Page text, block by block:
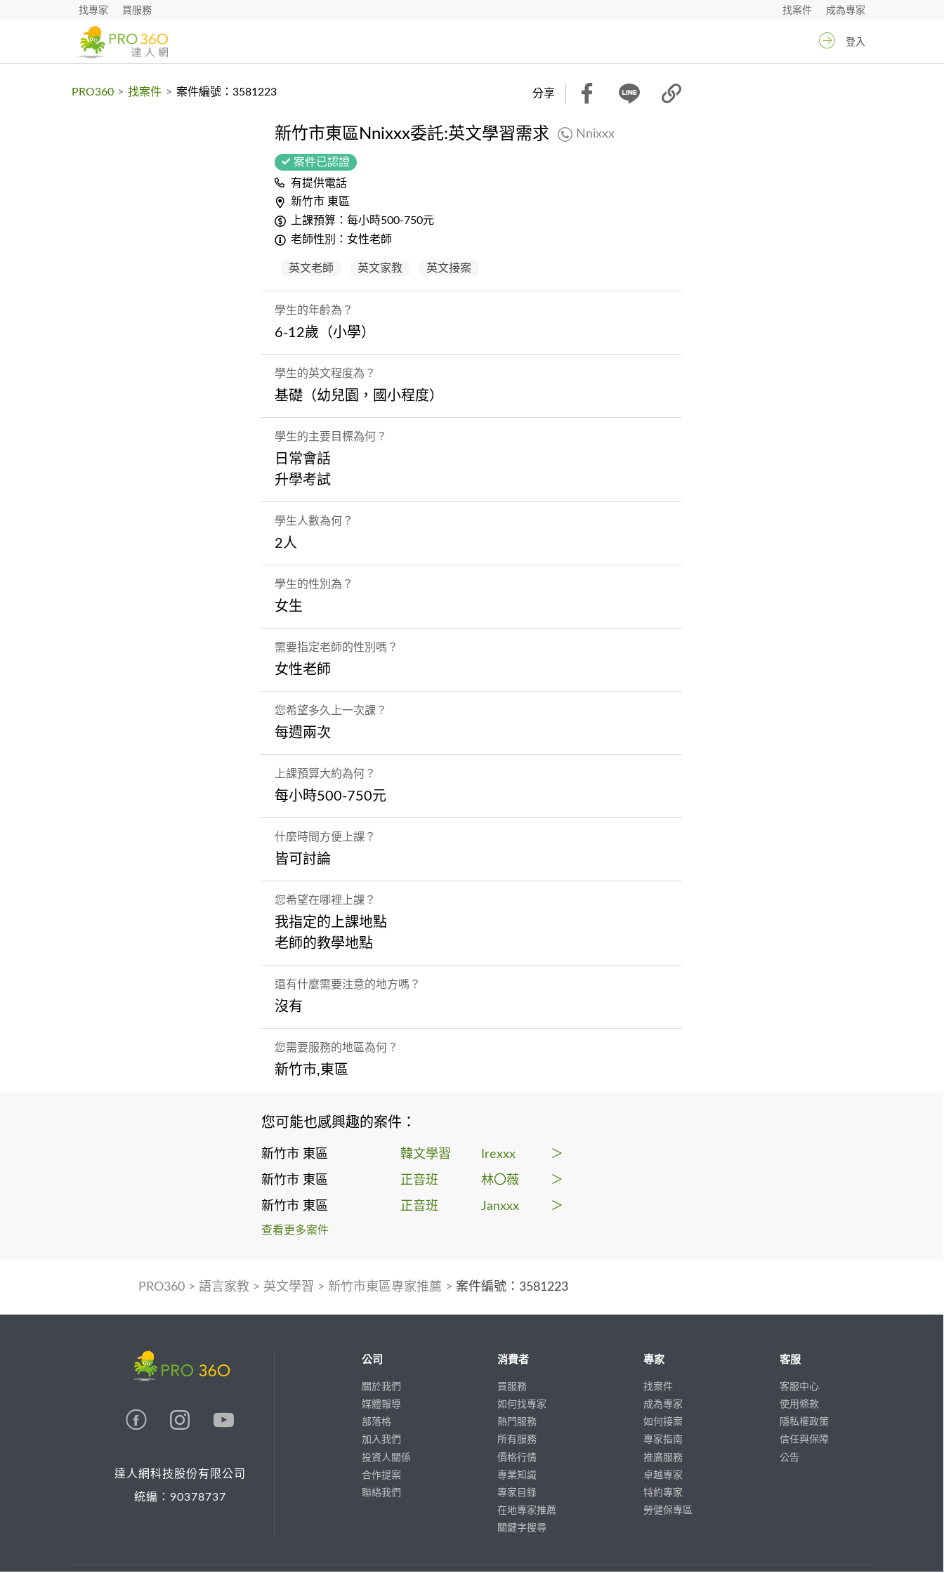
找專家 買服務 成為專家
找案件
登入
PRO360 > 找案件 > 案件編號：3581223 分享
新竹市東區Nnixxx委託:英文學習需求 Nnixxx
案件已認證
有提供電話
新竹市 東區
上課預算：每小時500-750元
老師性別：女性老師
英文老師 英文家教 英文接案
學生的年齡為？
6-12歲（小學）
學生的英文程度為？
基礎（幼兒園，國小程度）
學生的主要目標為何？
日常會話
升學考試
學生人數為何？
2人
學生的性別為？
女生
需要指定老師的性別嗎？
女性老師
您希望多久上一次課？
每週兩次
上課預算大約為何？
每小時500-750元
什麼時間方便上課？
皆可討論
您希望在哪裡上課？
我指定的上課地點
老師的教學地點
還有什麼需要注意的地方嗎？
沒有
您需要服務的地區為何？
新竹市,東區
您可能也感興趣的案件：
新竹市 東區 韓文學習 Irexxx ＞
新竹市 東區 正音班 林〇薇 ＞
新竹市 東區 正音班 Janxxx ＞
查看更多案件
PRO360> 語言家教> 英文學習 > 新竹市東區專家推薦 > 案件編號：3581223
達人網科技股份有限公司
統編：90378737
公司
關於我們
媒體報導
部落格
加入我們
投資人關係
合作提案
聯絡我們
消費者
買服務
如何找專家
熱門服務
所有服務
價格行情
專業知識
專家目錄
在地專家推薦
關鍵字搜尋
專家
找案件
成為專家
如何接案
專家指南
推廣服務
卓越專家
特約專家
勞健保專區
客服
客服中心
使用條款
隱私權政策
信任與保障
公告